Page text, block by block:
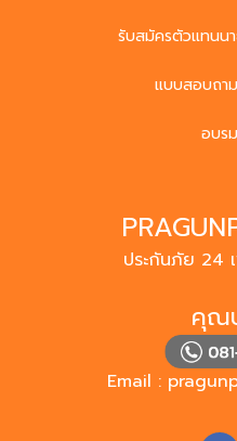
รับสมัครตัวแทนน
แบบสอบถา
อบร
ประกันภัย 24
คุณ
Email :